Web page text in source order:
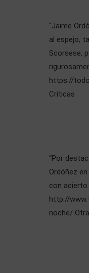
“Jaime
al espejo,
Scorsese,
https://
Criticas
“Por
Ordóñez
con acierto
http://
noche/